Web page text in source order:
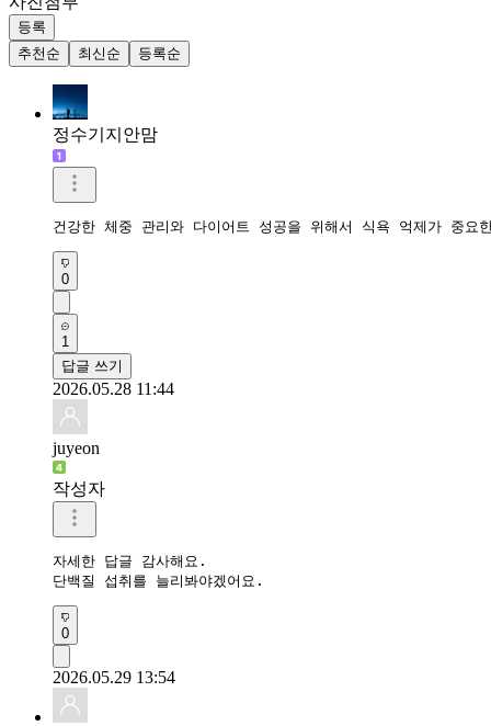
등록
추천순
최신순 등록순
정수기지안맘
건강한 체중 관리와 다이어트 성공을 위해서 식욕 억제가 중
0
1
답글 쓰기
2026.05.28 11:44
juyeon
작성자
자세한 답글 감사해요.
단백질 섭취를 늘리봐야겠어요.
0
2026.05.29 13:54